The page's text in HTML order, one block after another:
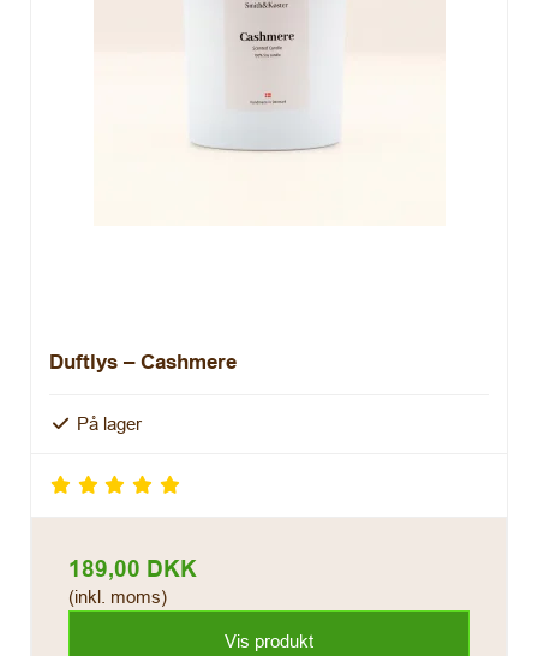
Duftlys – Cashmere
På lager
189,00 DKK
(inkl. moms)
Vis produkt